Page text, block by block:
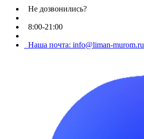
Не дозвонились?
8:00-21:00
Наша почта: info@liman-murom.ru